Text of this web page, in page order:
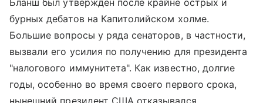
Бланш был утвержден после крайне острых и
бурных дебатов на Капитолийском холме.
Большие вопросы у ряда сенаторов, в частности,
вызвали его усилия по получению для президента
"налогового иммунитета". Как известно, долгие
годы, особенно во время своего первого срока,